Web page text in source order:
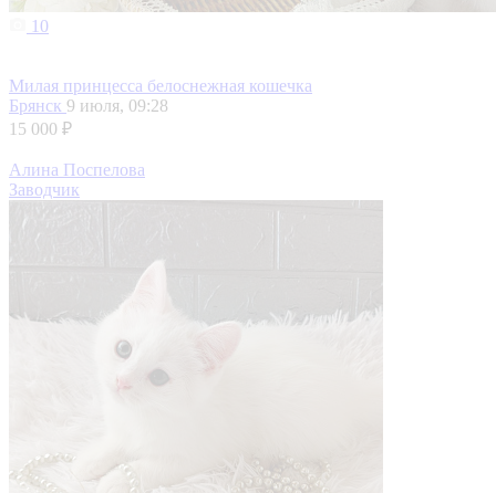
10
Милая принцесса белоснежная кошечка
Брянск 9 июля, 09:28
15 000 ₽
Алина Поспелова
Заводчик